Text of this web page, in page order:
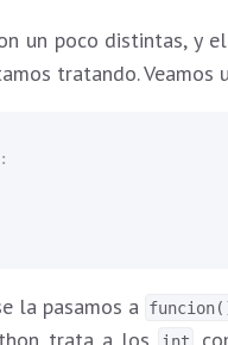
un poco distintas, y
tratando. Veamos
la pasamos a
trata a los
int